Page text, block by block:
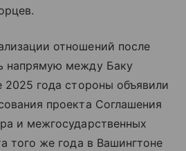
отношений после
напрямую между Баку
года стороны объявили
проекта Соглашения
и межгосударственных
того же года в Вашингтоне